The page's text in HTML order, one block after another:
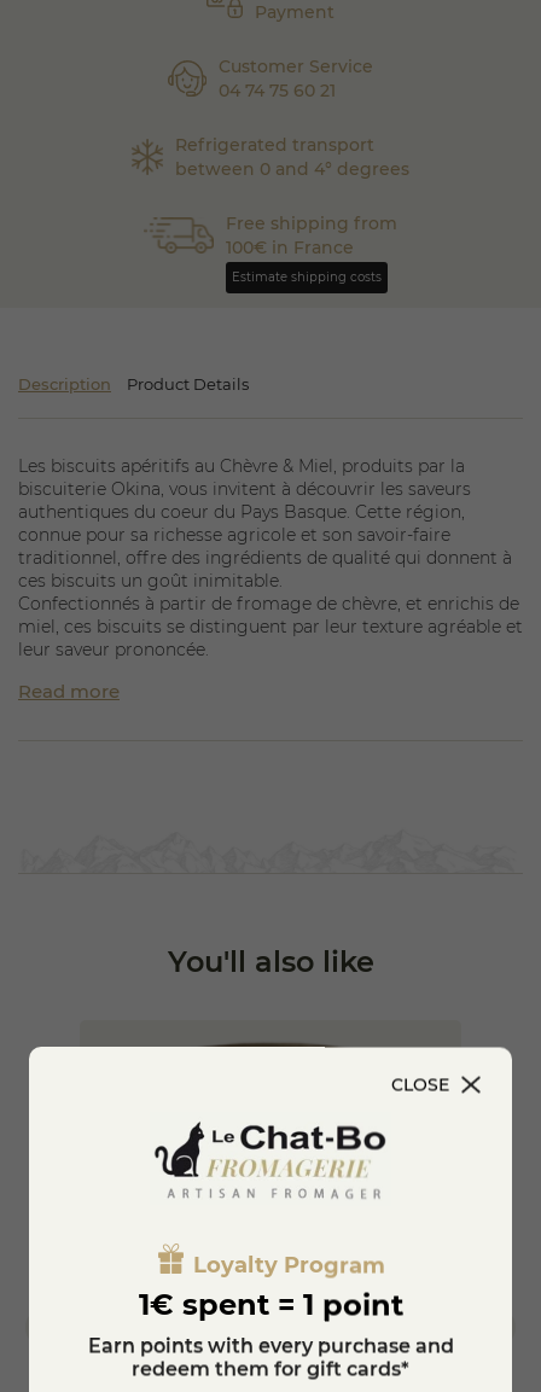
Payment
Customer Service
04 74 75 60 21
Refrigerated transport
between 0 and 4° degrees
Free shipping from
100€ in France
Estimate shipping costs
Description Product Details
Les biscuits apéritifs au Chèvre & Miel, produits par la
biscuiterie Okina, vous invitent à découvrir les saveurs
authentiques du coeur du Pays Basque. Cette région,
connue pour sa richesse agricole et son savoir-faire
traditionnel, offre des ingrédients de qualité qui donnent à
ces biscuits un goût inimitable.
Confectionnés à partir de fromage de chèvre, et enrichis de
miel, ces biscuits se distinguent par leur texture agréable et
leur saveur prononcée.
mais ils s'inscrivent également dans une démarche
dinatoire ou comme en-cas, ces biscuits sadaptent à toutes
les occasions. Vous pouvez également les utiliser pour
Enfin, il est important de rappeler que ces biscuits peuvent
contenir des allergènes tels que des fruits à coque, du lait
vous avez des intolérances ou des allergies alimentaires. En
somme, les biscuits apéritifs au roquefort et noix de la
biscuiterie Okina représentent une délicieuse manière de
découvrir le Pays Basque à travers des produits à la fois
Read more
You'll also like
CLOSE
Loyalty Program
1€ spent = 1 point
Earn points with every purchase and
redeem them for gift cards*